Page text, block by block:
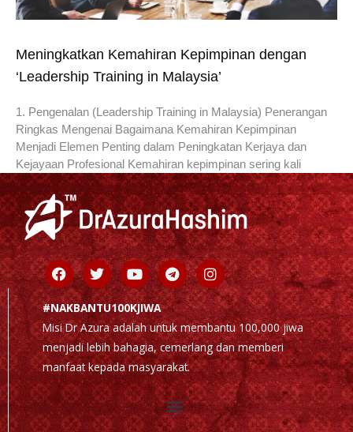
Meningkatkan Kemahiran Kepimpinan dengan
‘Leadership Training in Malaysia’
1. Pengenalan (Leadership Training in Malaysia) Penerangan
Ringkas Mengenai Bagaimana Kemahiran Kepimpinan
Menjadi Elemen Penting dalam Peningkatan Kerjaya dan
Kejayaan Profesional Kemahiran kepimpinan sering kali
Facebook
TwitterYoutubeTelegramInstagram
#NAKBANTU100KJIWA
Misi Dr Azura adalah untuk membantu 100,000 jiwa
menjadi lebih bahagia, cemerlang dan memberi
manfaat kepada masyarakat.